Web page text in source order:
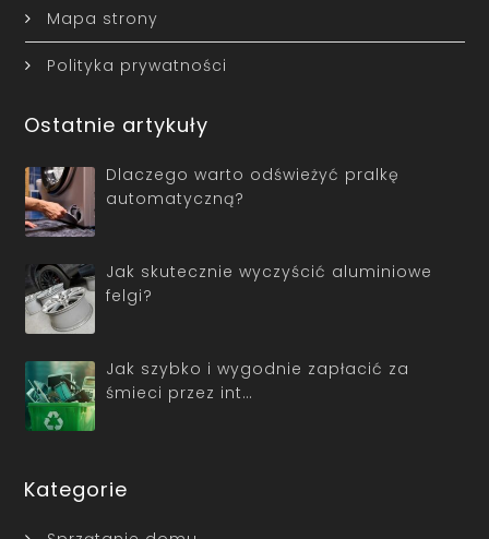
Mapa strony
Polityka prywatności
Ostatnie artykuły
Dlaczego warto odświeżyć pralkę
automatyczną?
Jak skutecznie wyczyścić aluminiowe
felgi?
Jak szybko i wygodnie zapłacić za
śmieci przez int…
Kategorie